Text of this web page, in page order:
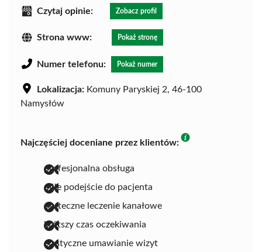
Czytaj opinie: Zobacz profil
Strona www: Pokaż stronę
Numer telefonu: Pokaż numer
Lokalizacja: Komuny Paryskiej 2, 46-100
Namysłów
Najczęściej doceniane przez klientów:
profesjonalna obsługa
miłe podejście do pacjenta
skuteczne leczenie kanałowe
krótszy czas oczekiwania
elastyczne umawianie wizyt